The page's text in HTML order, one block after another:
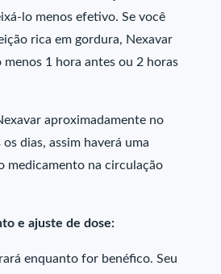
lo menos efetivo. Se você
rica em gordura, Nexavar
1 hora antes ou 2 horas
aproximadamente no
dias, assim haverá uma
medicamento na circulação
e ajuste de dose:
enquanto for benéfico. Seu